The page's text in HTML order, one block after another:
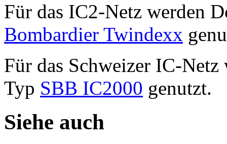
Für das IC2-Netz werden
Bombardier Twindexx
Für das Schweizer IC-
Typ SBB IC2000 genutzt.
Siehe auch